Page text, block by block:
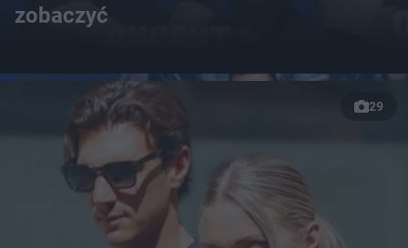
zobaczyć
29